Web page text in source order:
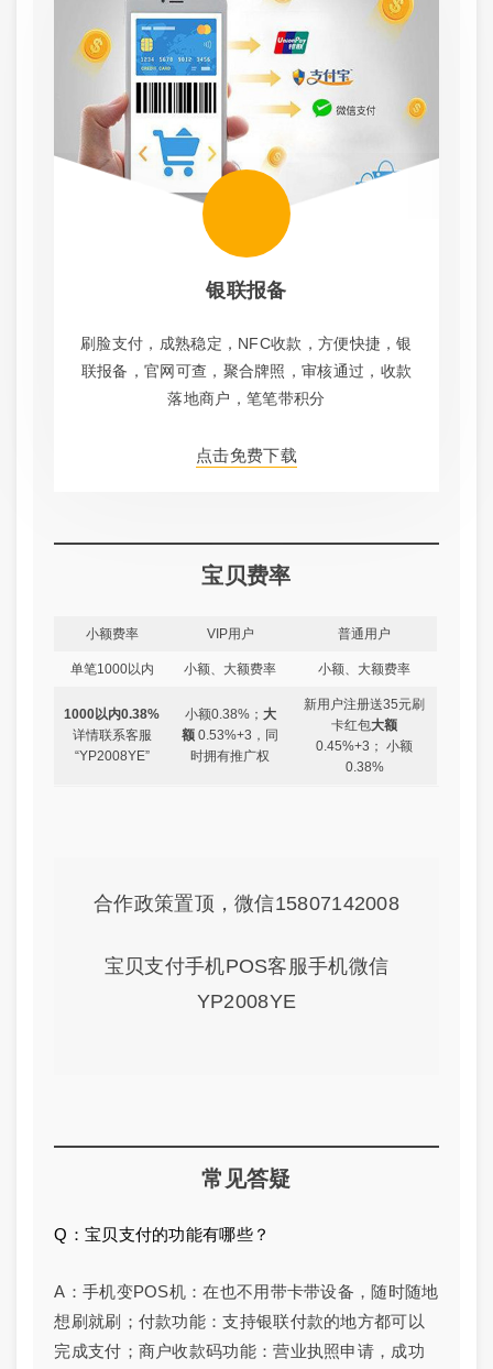
银联报备
刷脸支付，成熟稳定，NFC收款，方便快捷，银
联报备，官网可查，聚合牌照，审核通过，收款
落地商户，笔笔带积分
点击免费下载
宝贝费率
小额费率 VIP用户 普通用户
单笔1000以内 小额、大额费率 小额、大额费率
1000以内0.38%
详情联系客服
“YP2008YE”
小额0.38%； 大
额 0.53%+3，同
时拥有推广权
新用户注册送35元刷
卡红包大额
0.45%+3； 小额
0.38%
合作政策置顶，微信15807142008
宝贝支付手机POS客服手机微信
YP2008YE
常见答疑
Q：宝贝支付的功能有哪些？
A：手机变POS机：在也不用带卡带设备，随时随地
想刷就刷；付款功能：支持银联付款的地方都可以
完成支付；商户收款码功能：营业执照申请，成功